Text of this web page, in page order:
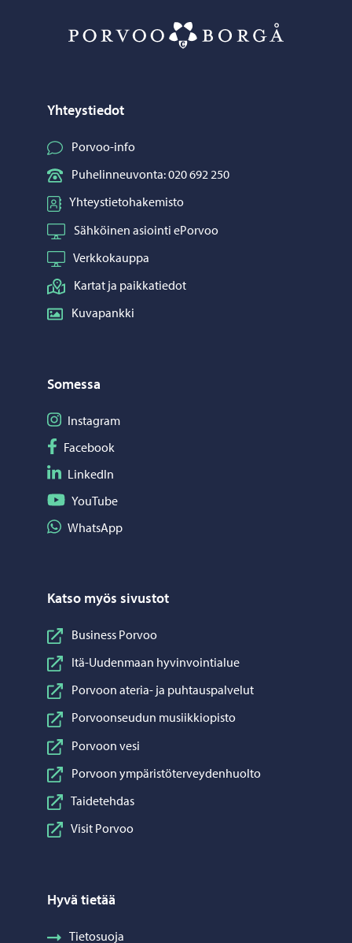
Yhteystiedot
Porvoo-info
Puhelinneuvonta: 020 692 250
Yhteystietohakemisto
Sähköinen asiointi ePorvoo
Verkkokauppa
Kartat ja paikkatiedot
Kuvapankki
Somessa
Seuraa Instagram
Instagram
Seuraa Facebook
Facebook
Seuraa LinkedIn
LinkedIn
Seuraa YouTube
YouTube
Jaa WhatsApp
WhatsApp
Katso myös sivustot
Business Porvoo
Itä-Uudenmaan hyvinvointialue
Porvoon ateria- ja puhtauspalvelut
Porvoonseudun musiikkiopisto
Porvoon vesi
Porvoon ympäristöterveydenhuolto
Taidetehdas
Visit Porvoo
Hyvä tietää
Tietosuoja